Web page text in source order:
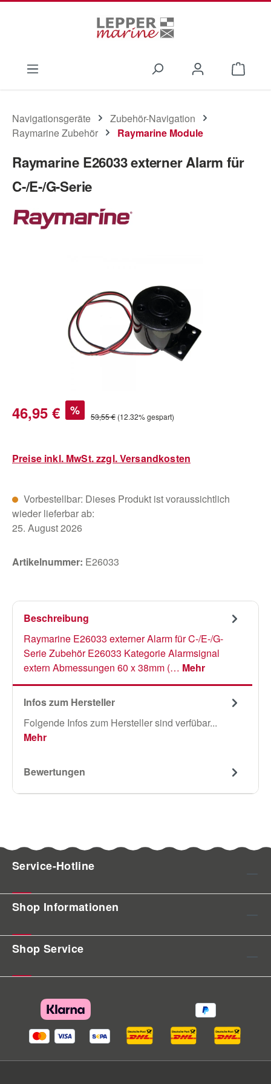
Navigationsgeräte
Zubehör-Navigation
Raymarine Zubehör
Raymarine Module
Raymarine E26033 externer Alarm für
C-/E-/G-Serie
Verkaufspreis:
46,95 € % Regulärer Preis:
53,55 € (12.32% gespart)
Preise inkl. MwSt. zzgl. Versandkosten
Vorbestellbar: Dieses Produkt ist voraussichtlich
wieder lieferbar ab:
25. August 2026
Artikelnummer: E26033
Beschreibung
Raymarine E26033 externer Alarm für C-/E-/G-
Serie Zubehör E26033 Kategorie Alarmsignal
extern Abmessungen 60 x 38mm (… Mehr
Infos zum Hersteller
Folgende Infos zum Hersteller sind verfübar...
Mehr
Bewertungen
Service-Hotline
Shop Informationen
Shop Service